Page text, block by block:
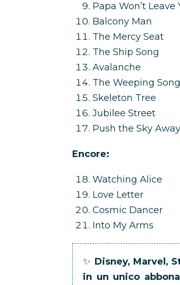
Papa Won’t Leave
Balcony Man
The Mercy Seat
The Ship Song
Avalanche
The Weeping Song
Skeleton Tree
Jubilee Street
Push the Sky Away
Encore:
Watching Alice
Love Letter
Cosmic Dancer
Into My Arms
✨ Disney, Marvel,
in un unico